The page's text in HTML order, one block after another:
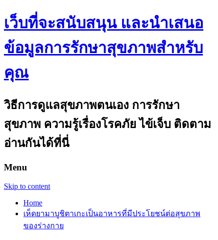
เว็บที่จะสนับสนุน และนำเสนอ
ข้อมูลการรักษาสุขภาพสำหรับ
คุณ
วิธีการดูแลสุขภาพตนเอง การรักษา
สุขภาพ ความรู้เรื่องโรคภัย ไข้เจ็บ ติดตาม
อ่านกันได้ที่นี่
Menu
Skip to content
Home
เห็ดยามาบูชิตาเกะเป็นอาหารที่มีประโยชน์ต่อสุขภาพ
ของร่างกาย